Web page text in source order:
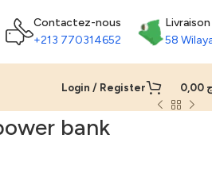
Contactez-nous
+213 770314652
Livraison
58
Login / Register
bank